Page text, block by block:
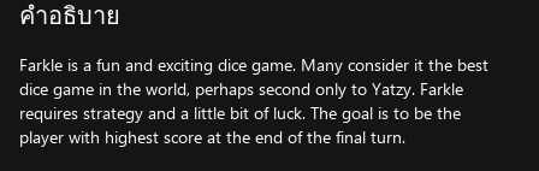
คำอธิบาย
Farkle is a fun and exciting dice game. Many consider it the best
dice game in the world, perhaps second only to Yatzy. Farkle
requires strategy and a little bit of luck. The goal is to be the
player with highest score at the end of the final turn.